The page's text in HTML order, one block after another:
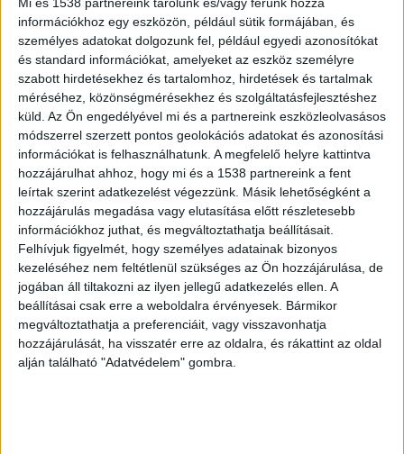
Mi és 1538 partnereink tárolunk és/vagy férünk hozzá
információkhoz egy eszközön, például sütik formájában, és
személyes adatokat dolgozunk fel, például egyedi azonosítókat
és standard információkat, amelyeket az eszköz személyre
szabott hirdetésekhez és tartalomhoz, hirdetések és tartalmak
méréséhez, közönségmérésekhez és szolgáltatásfejlesztéshez
küld. Az Ön engedélyével mi és a partnereink eszközleolvasásos
módszerrel szerzett pontos geolokációs adatokat és azonosítási
információkat is felhasználhatunk. A megfelelő helyre kattintva
hozzájárulhat ahhoz, hogy mi és a 1538 partnereink a fent
leírtak szerint adatkezelést végezzünk. Másik lehetőségként a
hozzájárulás megadása vagy elutasítása előtt részletesebb
információkhoz juthat, és megváltoztathatja beállításait.
Felhívjuk figyelmét, hogy személyes adatainak bizonyos
kezeléséhez nem feltétlenül szükséges az Ön hozzájárulása, de
jogában áll tiltakozni az ilyen jellegű adatkezelés ellen. A
beállításai csak erre a weboldalra érvényesek. Bármikor
megváltoztathatja a preferenciáit, vagy visszavonhatja
hozzájárulását, ha visszatér erre az oldalra, és rákattint az oldal
alján található "Adatvédelem" gombra.
Egy megbízható webshop általábanrészletes
kapcsolatfelvételi lehetőségeket kínál,
könnyen megtalálható rajta a cég neve, címe,
adószáma, valamint az ügyfélszolgálat
elérhetőségei.
Ha ezek hiányoznak, vagy csak egy e-mail cím
szerepel az oldalon, érdemes óvatosnak lenni.
Szintén bizalomra ad okot, ha a webáruház
rendelkezik részletes Általános Szerződési
Feltételekkel, adatkezelési tájékoztatóval és
egyértelmű szállítási, illetve visszaküldési
információkkal.